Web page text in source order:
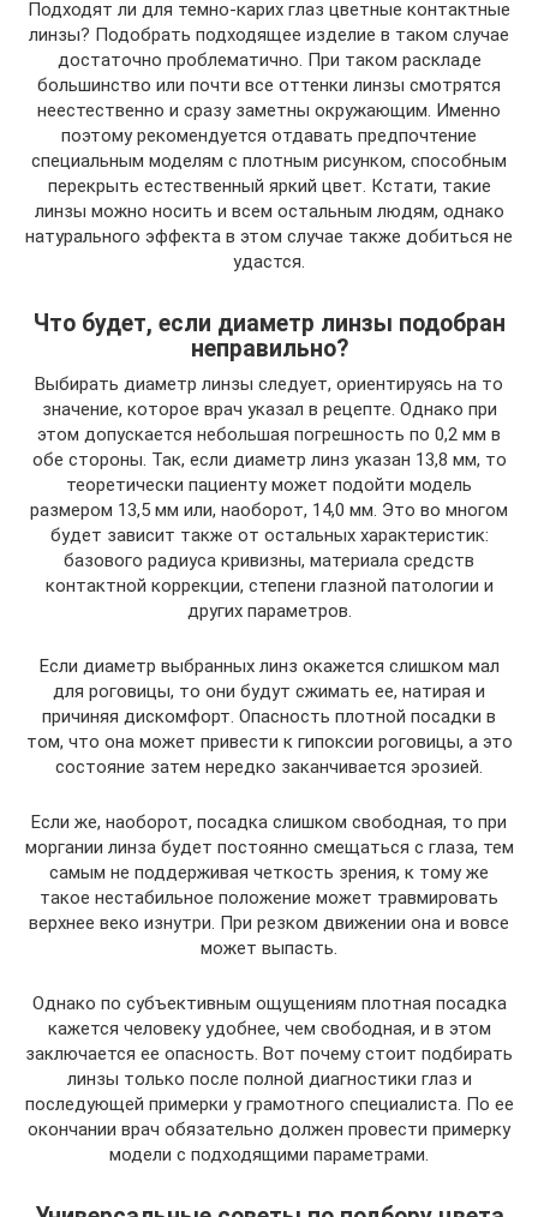
Подходят ли для темно-карих глаз цветные контактные
линзы? Подобрать подходящее изделие в таком случае
достаточно проблематично. При таком раскладе
большинство или почти все оттенки линзы смотрятся
неестественно и сразу заметны окружающим. Именно
поэтому рекомендуется отдавать предпочтение
специальным моделям с плотным рисунком, способным
перекрыть естественный яркий цвет. Кстати, такие
линзы можно носить и всем остальным людям, однако
натурального эффекта в этом случае также добиться не
удастся.
Что будет, если диаметр линзы подобран
неправильно?
Выбирать диаметр линзы следует, ориентируясь на то
значение, которое врач указал в рецепте. Однако при
этом допускается небольшая погрешность по 0,2 мм в
обе стороны. Так, если диаметр линз указан 13,8 мм, то
теоретически пациенту может подойти модель
размером 13,5 мм или, наоборот, 14,0 мм. Это во многом
будет зависит также от остальных характеристик:
базового радиуса кривизны, материала средств
контактной коррекции, степени глазной патологии и
других параметров.
Если диаметр выбранных линз окажется слишком мал
для роговицы, то они будут сжимать ее, натирая и
причиняя дискомфорт. Опасность плотной посадки в
том, что она может привести к гипоксии роговицы, а это
состояние затем нередко заканчивается эрозией.
Если же, наоборот, посадка слишком свободная, то при
моргании линза будет постоянно смещаться с глаза, тем
самым не поддерживая четкость зрения, к тому же
такое нестабильное положение может травмировать
верхнее веко изнутри. При резком движении она и вовсе
может выпасть.
Однако по субъективным ощущениям плотная посадка
кажется человеку удобнее, чем свободная, и в этом
заключается ее опасность. Вот почему стоит подбирать
линзы только после полной диагностики глаз и
последующей примерки у грамотного специалиста. По ее
окончании врач обязательно должен провести примерку
модели с подходящими параметрами.